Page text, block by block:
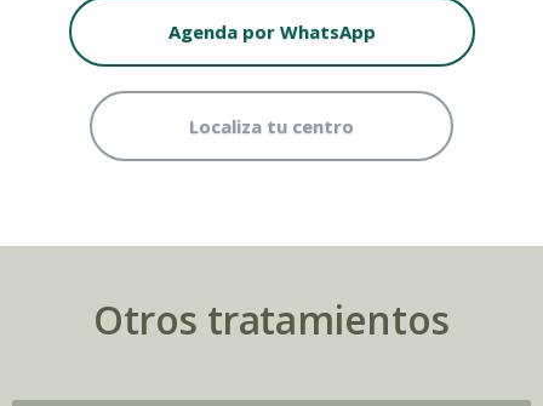
Agenda por WhatsApp
Localiza tu centro
Otros tratamientos